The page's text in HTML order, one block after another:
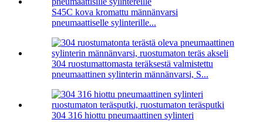
S45C kova kromattu männänvarsi
pneumaattiselle sylinterille...
304 ruostumattomasta teräksestä valmistettu
pneumaattinen sylinterin männänvarsi, S...
304 316 hiottu pneumaattinen sylinteri